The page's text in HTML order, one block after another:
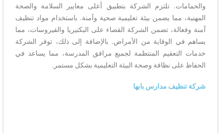
والحمامات. تلتزم الشركة بتطبيق أعلى معايير السلامة والصحة
المهنية، مما يضمن بيئة تعليمية صحية وآمنة. باستخدام مواد تنظيف
آمنة وفعالة، تضمن الشركة القضاء على البكتيريا والفيروسات، مما
يساهم في الوقاية من الأمراض. بالإضافة إلى ذلك، توفر الشركة
خدمات التعقيم المنتظمة لجميع مرافق المدرسة، مما يساعد في
الحفاظ على نظافة وصحة البيئة التعليمية بشكل مستمر.
شركة تنظيف مدارس بابها